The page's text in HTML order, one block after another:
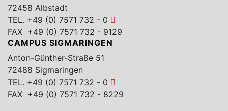
72458 Albstadt
TEL. +49 (0) 7571 732 - 0
FAX +49 (0) 7571 732 - 9129
CAMPUS SIGMARINGEN
Anton-Günther-Straße 51
72488 Sigmaringen
TEL. +49 (0) 7571 732 - 0
FAX +49 (0) 7571 732 - 8229